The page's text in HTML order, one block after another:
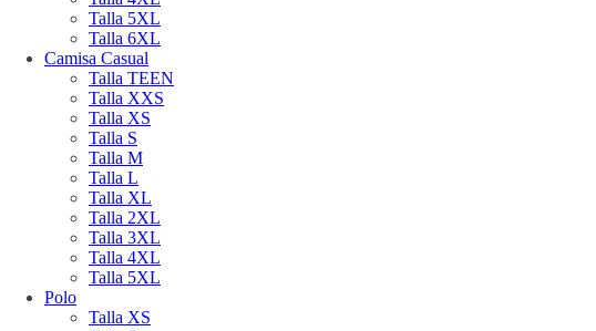
Talla 5XL
Talla 6XL
Camisa Casual
Talla TEEN
Talla XXS
Talla XS
Talla S
Talla M
Talla L
Talla XL
Talla 2XL
Talla 3XL
Talla 4XL
Talla 5XL
Polo
Talla XS